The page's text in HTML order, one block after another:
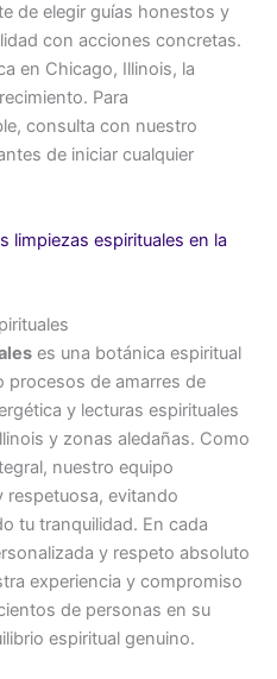
de elegir guías honestos y
con acciones concretas.
en Chicago, Illinois, la
Para
consulta con nuestro
de iniciar cualquier
limpiezas espirituales en la
es una botánica espiritual
procesos de amarres de
y lecturas espirituales
y zonas aledañas. Como
nuestro equipo
respetuosa, evitando
tu tranquilidad. En cada
y respeto absoluto
experiencia y compromiso
de personas en su
espiritual genuino.